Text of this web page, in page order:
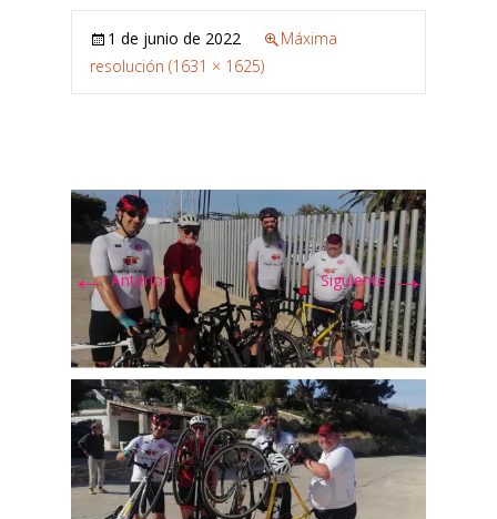
1 de junio de 2022
Máxima
resolución (1631 × 1625)
←Anterior Siguiente→